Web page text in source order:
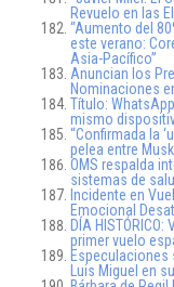
Revuelo en las
“Aumento del
este verano:
Asia-Pacífico”
Anuncian los
Nominaciones
Título:
mismo
“Confirmada la
pelea entre
OMS respalda
sistemas de
Incidente en
Emocional
DÍA
primer vuelo
Especulaciones
Luis Miguel en